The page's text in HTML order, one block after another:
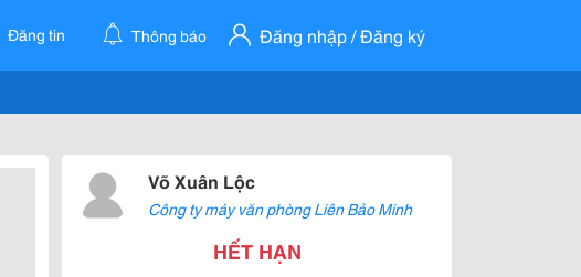
Đăng tin Thông báo Đăng nhập / Đăng ký
Võ Xuân Lộc
Công ty máy văn phòng Liên Bảo Minh
HẾT HẠN